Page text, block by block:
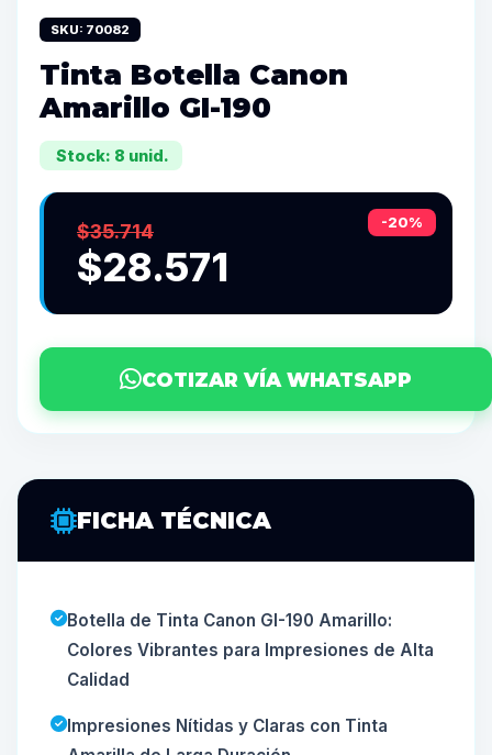
SKU: 70082
Tinta Botella Canon
Amarillo GI-190
Stock: 8 unid.
-20%
$35.714
$28.571
COTIZAR VÍA WHATSAPP
FICHA TÉCNICA
Botella de Tinta Canon GI-190 Amarillo:
Colores Vibrantes para Impresiones de Alta
Calidad
Impresiones Nítidas y Claras con Tinta